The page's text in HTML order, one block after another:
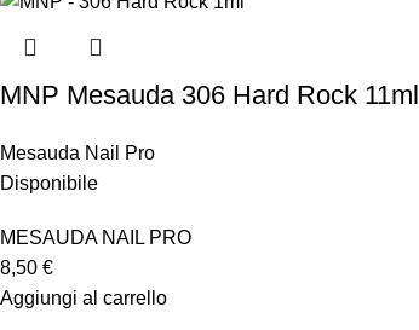
MNP Mesauda 306 Hard Rock 11ml
Mesauda Nail Pro
Disponibile
MESAUDA NAIL PRO
8,50 €
Aggiungi al carrello